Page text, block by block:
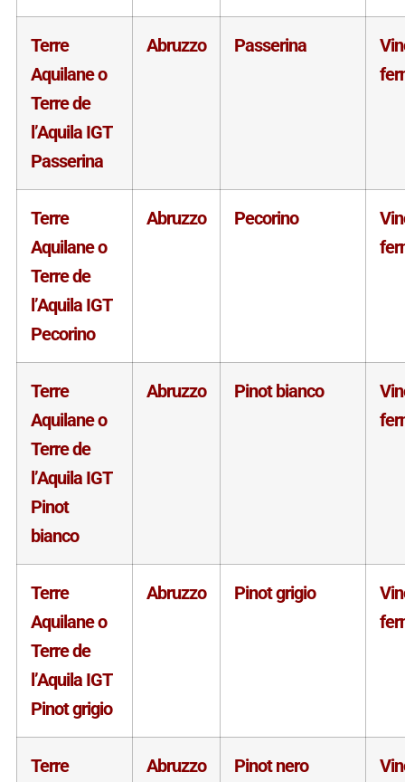
Terre
Aquilane o
Terre de
l’Aquila IGT
Passerina
Abruzzo Passerina
Terre
Aquilane o
Terre de
l’Aquila IGT
Pecorino
Abruzzo Pecorino
Terre
Aquilane o
Terre de
l’Aquila IGT
Pinot
bianco
Abruzzo Pinot bianco
Terre
Aquilane o
Terre de
l’Aquila IGT
Pinot grigio
Abruzzo Pinot grigio
Terre
Abruzzo Pinot nero